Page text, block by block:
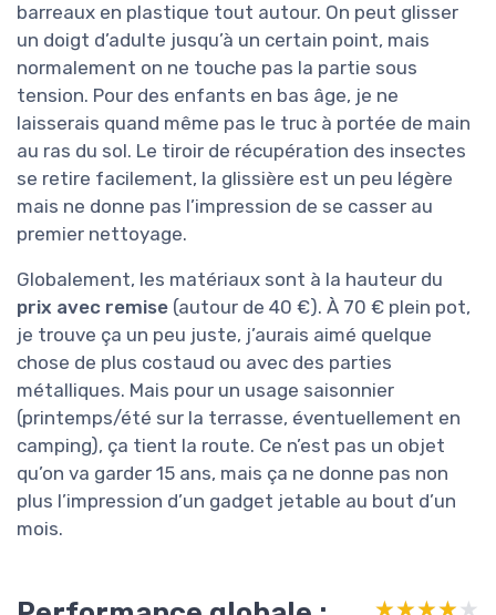
barreaux en plastique tout autour. On peut glisser
un doigt d’adulte jusqu’à un certain point, mais
normalement on ne touche pas la partie sous
tension. Pour des enfants en bas âge, je ne
laisserais quand même pas le truc à portée de main
au ras du sol. Le tiroir de récupération des insectes
se retire facilement, la glissière est un peu légère
mais ne donne pas l’impression de se casser au
premier nettoyage.
Globalement, les matériaux sont à la hauteur du
prix avec remise (autour de 40 €). À 70 € plein pot,
je trouve ça un peu juste, j’aurais aimé quelque
chose de plus costaud ou avec des parties
métalliques. Mais pour un usage saisonnier
(printemps/été sur la terrasse, éventuellement en
camping), ça tient la route. Ce n’est pas un objet
qu’on va garder 15 ans, mais ça ne donne pas non
plus l’impression d’un gadget jetable au bout d’un
mois.
★★★★★
★★★★★